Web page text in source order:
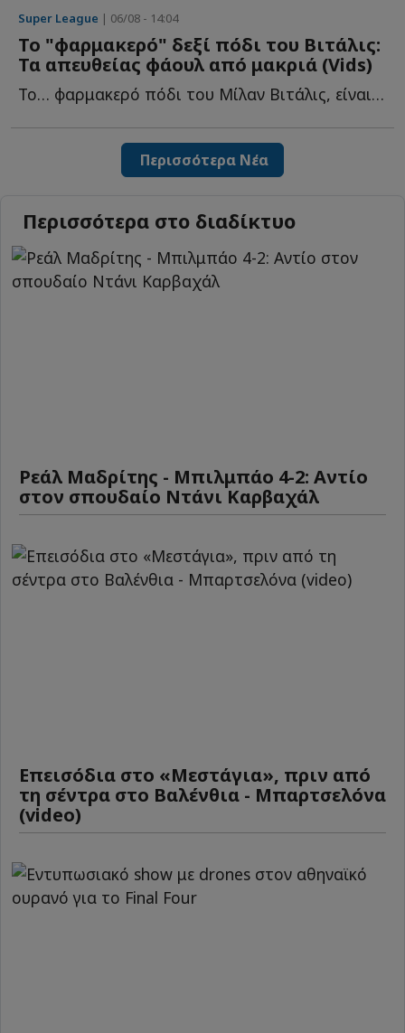
Super League | 06/08 - 14:04
Το "φαρμακερό" δεξί πόδι του Βιτάλις:
Τα απευθείας φάουλ από μακριά (Vids)
Το… φαρμακερό πόδι του Μίλαν Βιτάλις, είναι π...
Περισσότερα Νέα
Περισσότερα στο διαδίκτυο
Ρεάλ Μαδρίτης - Μπιλμπάο 4-2: Αντίο
στον σπουδαίο Ντάνι Καρβαχάλ
Επεισόδια στο «Μεστάγια», πριν από
τη σέντρα στο Βαλένθια - Μπαρτσελόνα
(video)